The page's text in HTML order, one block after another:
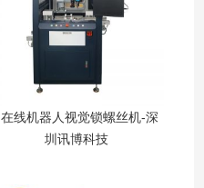
在线机器人视觉锁螺丝机-深
圳讯博科技